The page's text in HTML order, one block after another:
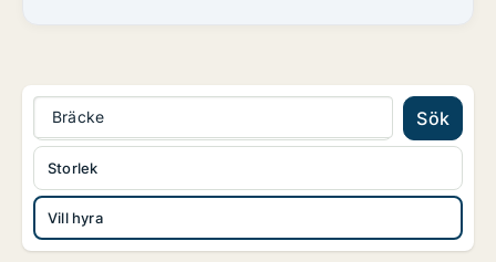
Bräcke Sök
Vill hyra
Storlek